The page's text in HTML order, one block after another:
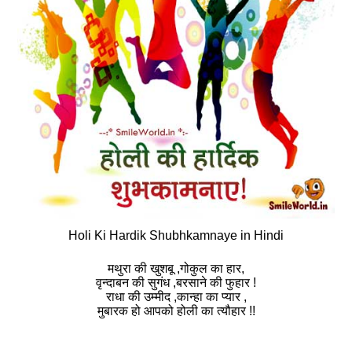
Holi Ki Hardik Shubhkamnaye in Hindi
मथुरा की खुशबू ,गोकुल का हार,
वृन्दाबन की सुगंध ,बरसाने की फुहार !
राधा की उम्मीद ,कान्हा का प्यार ,
मुबारक हो आपको होली का त्यौहार !!